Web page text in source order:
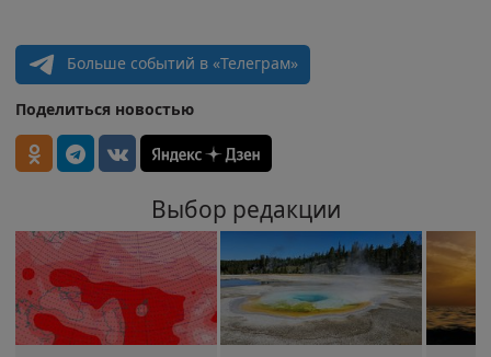
Больше событий в «Телеграм»
Поделиться новостью
Выбор редакции